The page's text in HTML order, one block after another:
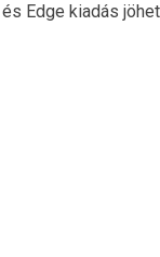
Edge kiadás